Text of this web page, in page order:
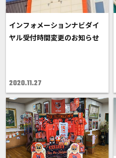
インフォメーションナビダイ
ヤル受付時間変更のお知らせ
2020.11.27